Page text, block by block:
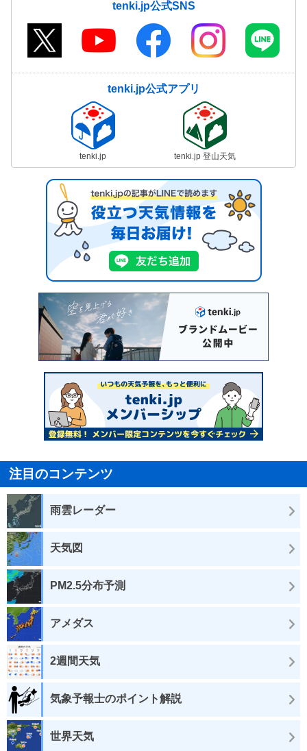
tenki.jp公式SNS
tenki.jp公式アプリ
tenki.jp tenki.jp 登山天気
注目のコンテンツ
雨雲レーダー
天気図
PM2.5分布予測
アメダス
2週間天気
気象予報士のポイント解説
世界天気